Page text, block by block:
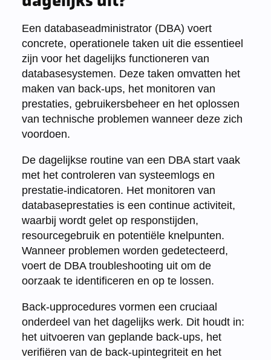
Een databaseadministrator (DBA) voert
concrete, operationele taken uit die essentieel
zijn voor het dagelijks functioneren van
databasesystemen. Deze taken omvatten het
maken van back-ups, het monitoren van
prestaties, gebruikersbeheer en het oplossen
van technische problemen wanneer deze zich
voordoen.
De dagelijkse routine van een DBA start vaak
met het controleren van systeemlogs en
prestatie-indicatoren. Het monitoren van
databaseprestaties is een continue activiteit,
waarbij wordt gelet op responstijden,
resourcegebruik en potentiële knelpunten.
Wanneer problemen worden gedetecteerd,
voert de DBA troubleshooting uit om de
oorzaak te identificeren en op te lossen.
Back-upprocedures vormen een cruciaal
onderdeel van het dagelijks werk. Dit houdt in:
het uitvoeren van geplande back-ups, het
verifiëren van de back-upintegriteit en het